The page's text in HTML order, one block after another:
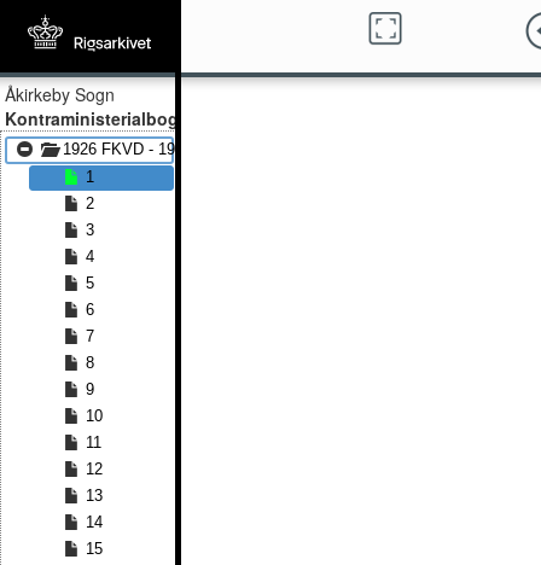
Åkirkeby Sogn
Kontraministerialbog
1926 FKVD - 1934 FKVD
1
2
3
4
5
6
7
8
9
10
11
12
13
14
15